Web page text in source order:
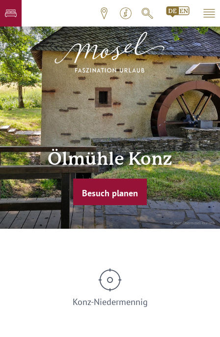
© Saar-Obermosel-Touristik
Ölmühle Konz
Besuch planen
Konz-Niedermennig